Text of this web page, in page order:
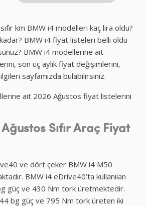
km BMW i4 modelleri kaç lira oldu?
BMW i4 fiyat listeleri belli oldu
BMW i4 modellerine ait
son üç aylık fiyat değişimlerini,
sayfamızda bulabilirsiniz.
ait 2026 Ağustos fiyat listelerini
Sıfır Araç Fiyat
ve dört çeker BMW i4 M50
BMW i4 eDrive40’ta kullanılan
güç ve 430 Nm tork üretmektedir.
bg güç ve 795 Nm tork üreten iki